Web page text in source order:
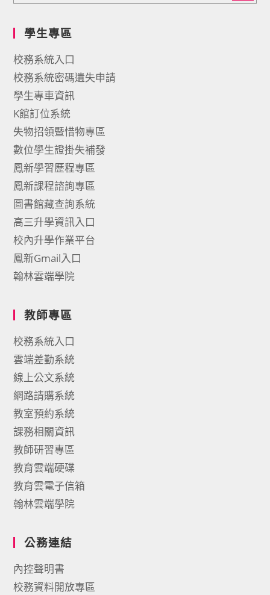
學生專區
校務系統入口
校務系統密碼遺失申請
學生專車資訊
K館訂位系統
失物招領暨惜物專區
數位學生證掛失補發
鳳新學習歷程專區
鳳新課程諮詢專區
圖書館藏查詢系統
高三升學資訊入口
校內升學作業平台
鳳新Gmail入口
翰林雲端學院
教師專區
校務系統入口
雲端差勤系統
線上公文系統
網路請購系統
教室預約系統
課務相關資訊
教師研習專區
教育雲端硬碟
教育雲電子信箱
翰林雲端學院
公務連結
內控聲明書
校務資料開放專區